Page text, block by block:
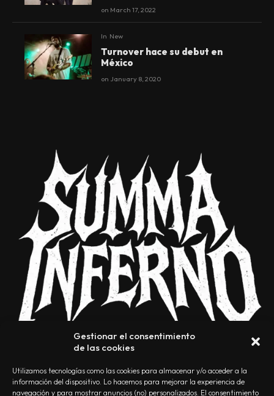
Gestionar el consentimiento
de las cookies
Utilizamos tecnologías como las cookies para almacenar y/o acceder a la
información del dispositivo. Lo hacemos para mejorar la experiencia de
navegación y para mostrar anuncios (no) personalizados. El consentimiento
on March 17, 2022
In New
Turnover hace su debut en
México
on January 8, 2020